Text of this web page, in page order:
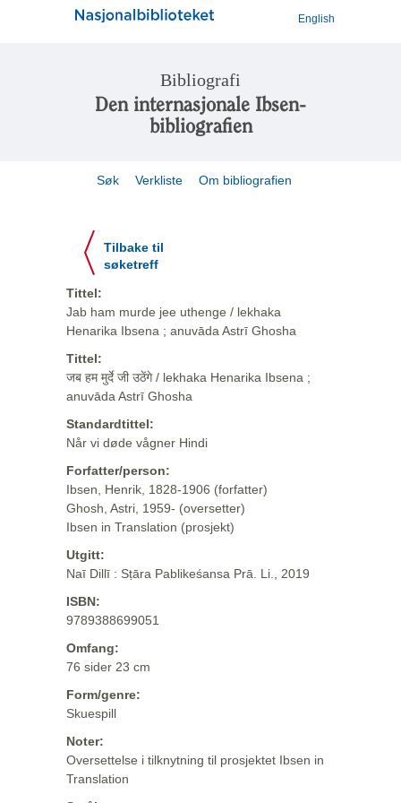
English
Bibliografi
Den internasjonale Ibsen-
bibliografien
Søk Verkliste Om bibliografien
Tilbake til
søketreff
Tittel:
Jab ham murde jee uthenge / lekhaka
Henarika Ibsena ; anuvāda Astrī Ghosha
Tittel:
जब हम मुर्दे जी उठेंगे / lekhaka Henarika Ibsena ;
anuvāda Astrī Ghosha
Standardtittel:
Når vi døde vågner Hindi
Forfatter/person:
Ibsen, Henrik, 1828-1906 (forfatter)
Ghosh, Astri, 1959- (oversetter)
Ibsen in Translation (prosjekt)
Utgitt:
Naī Dillī : Sṭāra Pablikeśansa Prā. Li., 2019
ISBN:
9789388699051
Omfang:
76 sider 23 cm
Form/genre:
Skuespill
Noter:
Oversettelse i tilknytning til prosjektet Ibsen in
Translation